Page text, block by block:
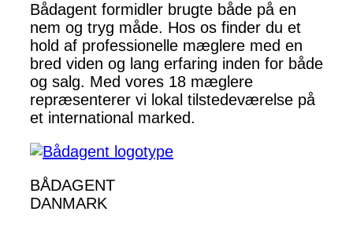
Bådagent formidler brugte både på en
nem og tryg måde. Hos os finder du et
hold af professionelle mæglere med en
bred viden og lang erfaring inden for både
og salg. Med vores 18 mæglere
repræsenterer vi lokal tilstedeværelse på
et international marked.
BÅDAGENT
DANMARK